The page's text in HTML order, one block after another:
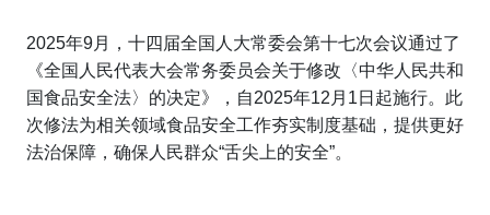
2025年9月，十四届全国人大常委会第十七次会议通过了
《全国人民代表大会常务委员会关于修改〈中华人民共和
国食品安全法〉的决定》，自2025年12月1日起施行。此
次修法为相关领域食品安全工作夯实制度基础，提供更好
法治保障，确保人民群众“舌尖上的安全”。